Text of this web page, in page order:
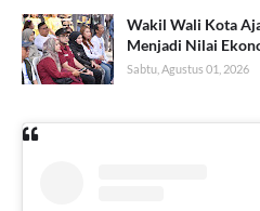
Wakil Wali Kota
Menjadi Nilai
Sabtu, Agustus 01, 2026